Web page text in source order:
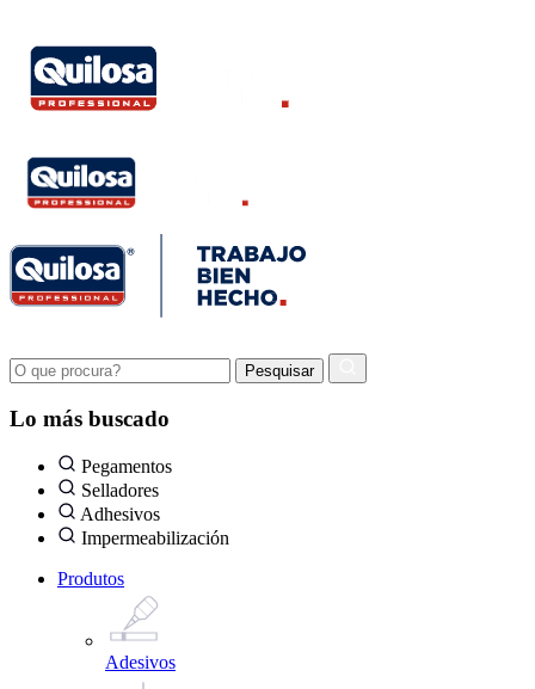
Lo más buscado
Pegamentos
Selladores
Adhesivos
Impermeabilización
Produtos
Adesivos